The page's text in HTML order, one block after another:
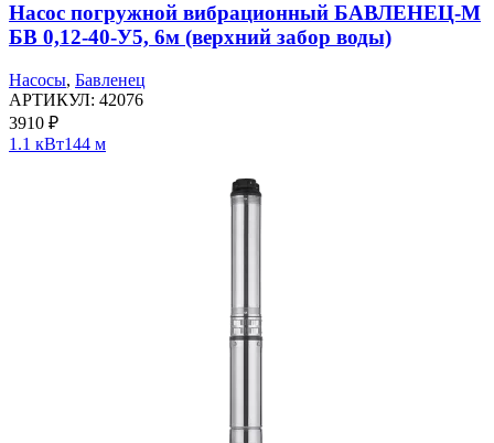
Насос погружной вибрационный БАВЛЕНЕЦ-М
БВ 0,12-40-У5, 6м (верхний забор воды)
Насосы, Бавленец
АРТИКУЛ: 42076
3910 ₽
1.1 кВт144 м